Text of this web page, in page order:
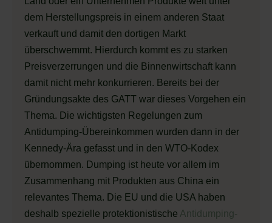
dem Herstellungspreis in einem anderen Staat
verkauft und damit den dortigen Markt
überschwemmt. Hierdurch kommt es zu starken
Preisverzerrungen und die Binnenwirtschaft kann
damit nicht mehr konkurrieren. Bereits bei der
Gründungsakte des GATT war dieses Vorgehen ein
Thema. Die wichtigsten Regelungen zum
Antidumping-Übereinkommen wurden dann in der
Kennedy-Ära gefasst und in den WTO-Kodex
übernommen. Dumping ist heute vor allem im
Zusammenhang mit Produkten aus China ein
relevantes Thema. Die EU und die USA haben
deshalb spezielle protektionistische Antidumping-